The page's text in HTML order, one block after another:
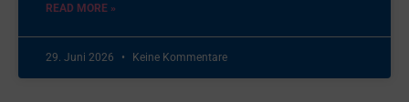
READ MORE »
29. Juni 2026 Keine Kommentare